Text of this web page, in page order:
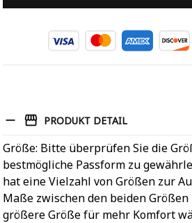
PRODUKT DETAIL
Größe: Bitte überprüfen Sie die
bestmögliche Passform zu
hat eine Vielzahl von Größen zur
Maße zwischen den beiden
größere Größe für mehr Komfort